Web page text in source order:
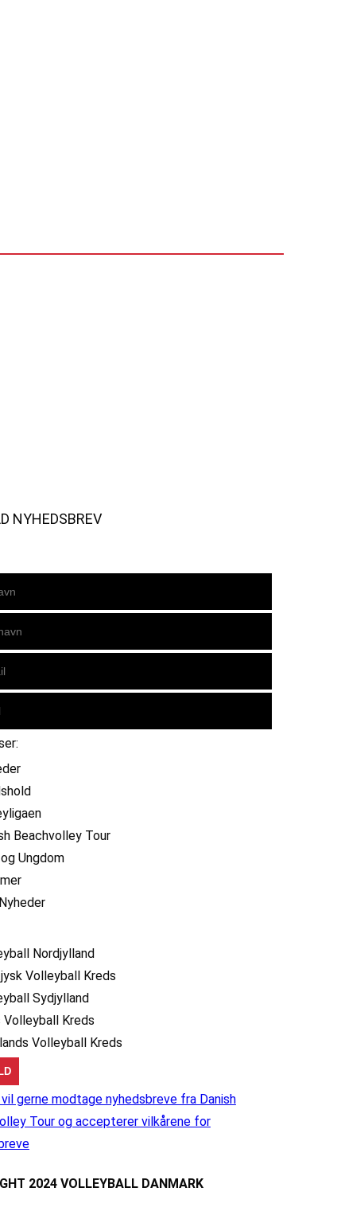
NYHEDSBREV
Beachvolley Tour
Ungdom
Nordjylland
Volleyball Kreds
Sydjylland
Volleyball Kreds
Volleyball Kreds
gerne modtage nyhedsbreve fra Danish
Tour og accepterer vilkårene for
2024 VOLLEYBALL DANMARK